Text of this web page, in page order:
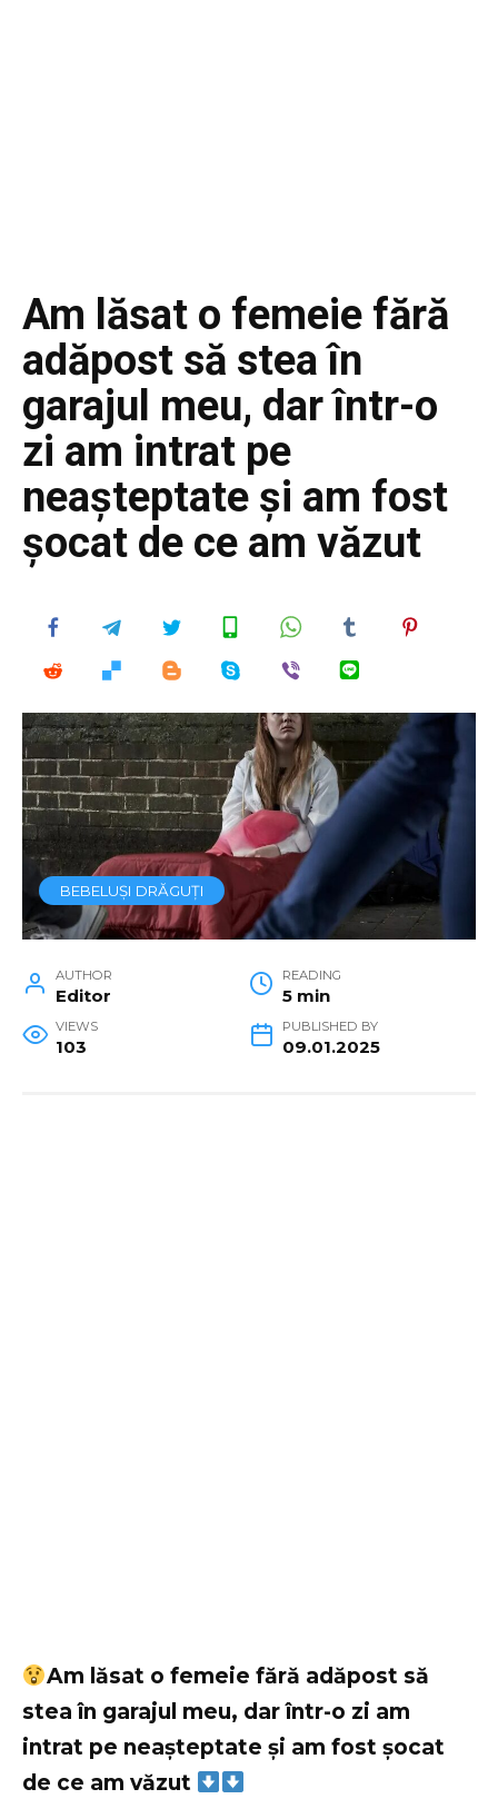
Am lăsat o femeie fără
adăpost să stea în
garajul meu, dar într-o
zi am intrat pe
neașteptate și am fost
șocat de ce am văzut
BEBELUȘI DRĂGUȚI
AUTHOR
Editor
READING
5 min
VIEWS
103
PUBLISHED BY
09.01.2025
Am lăsat o femeie fără adăpost să
stea în garajul meu, dar într-o zi am
intrat pe neașteptate și am fost șocat
de ce am văzut